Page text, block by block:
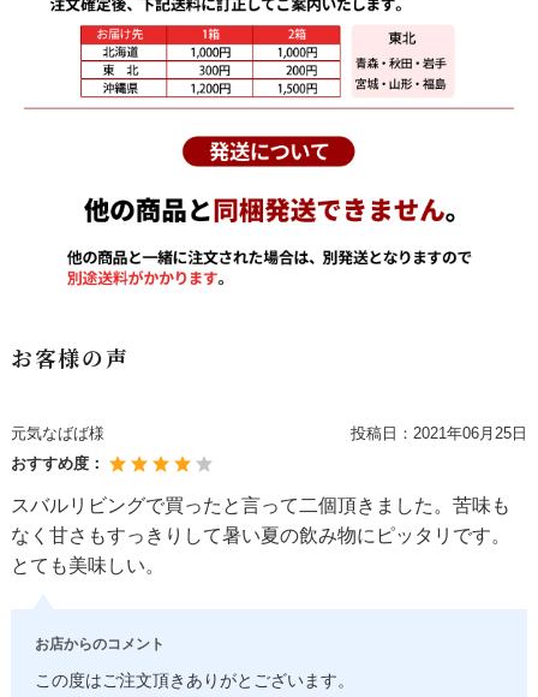
お客様の声
元気なばば様 投稿日： 2021年06月25日
おすすめ度：
スバルリビングで買ったと言って二個頂きました。苦味も
なく甘さもすっきりして暑い夏の飲み物にピッタリです。
とても美味しい。
お店からのコメント
この度はご注文頂きありがとございます。